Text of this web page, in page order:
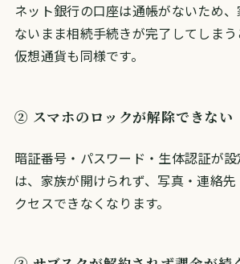
ネット銀行の口座は通帳がないため
ないまま相続手続きが完了してしまう
仮想通貨も同様です。
② スマホのロックが解除できない
暗証番号・パスワード・生体認証が
は、家族が開けられず、写真・連絡
クセスできなくなります。